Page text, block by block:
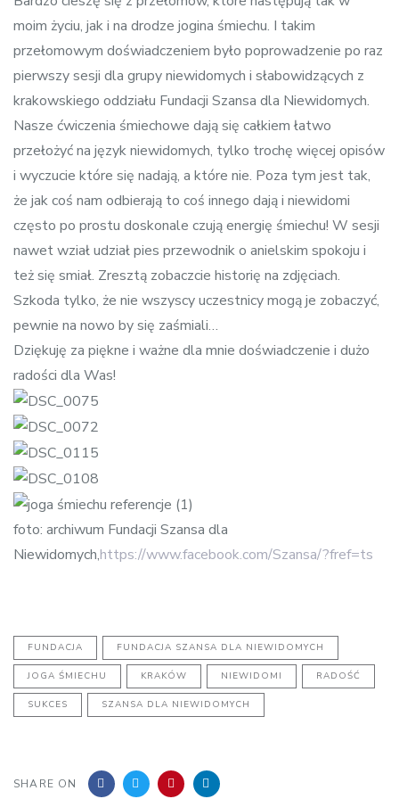
moim życiu, jak i na drodze jogina śmiechu. I takim
przełomowym doświadczeniem było poprowadzenie po raz
pierwszy sesji dla grupy niewidomych i słabowidzących z
krakowskiego oddziału Fundacji Szansa dla Niewidomych.
Nasze ćwiczenia śmiechowe dają się całkiem łatwo
przełożyć na język niewidomych, tylko trochę więcej opisów
i wyczucie które się nadają, a które nie. Poza tym jest tak,
że jak coś nam odbierają to coś innego dają i niewidomi
często po prostu doskonale czują energię śmiechu! W sesji
nawet wział udział pies przewodnik o anielskim spokoju i
też się smiał. Zresztą zobaczcie historię na zdjęciach.
Szkoda tylko, że nie wszyscy uczestnicy mogą je zobaczyć,
pewnie na nowo by się zaśmiali…
Dziękuję za piękne i ważne dla mnie doświadczenie i dużo
radości dla Was!
foto: archiwum Fundacji Szansa dla
Niewidomych,https://www.facebook.com/Szansa/?fref=ts
FUNDACJA FUNDACJA SZANSA DLA NIEWIDOMYCH
JOGA ŚMIECHU KRAKÓW NIEWIDOMI RADOŚĆ
SUKCES SZANSA DLA NIEWIDOMYCH
SHARE ON